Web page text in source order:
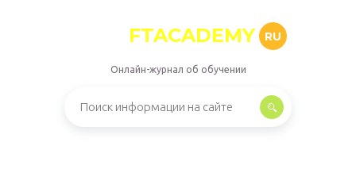
FTACADEMY RU
Онлайн-журнал об обучении